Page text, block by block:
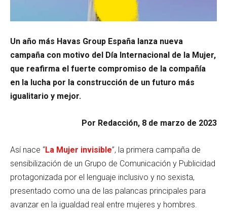
Un año más Havas Group España lanza nueva
campaña con motivo del Día Internacional de la Mujer,
que reafirma el fuerte compromiso de la compañía
en la lucha por la construcción de un futuro más
igualitario y mejor.
Por Redacción, 8 de marzo de 2023
Así nace “La Mujer invisible”, la primera campaña de
sensibilización de un Grupo de Comunicación y Publicidad
protagonizada por el lenguaje inclusivo y no sexista,
presentado como una de las palancas principales para
avanzar en la igualdad real entre mujeres y hombres.